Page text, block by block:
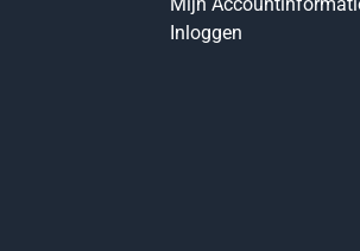
Inloggen